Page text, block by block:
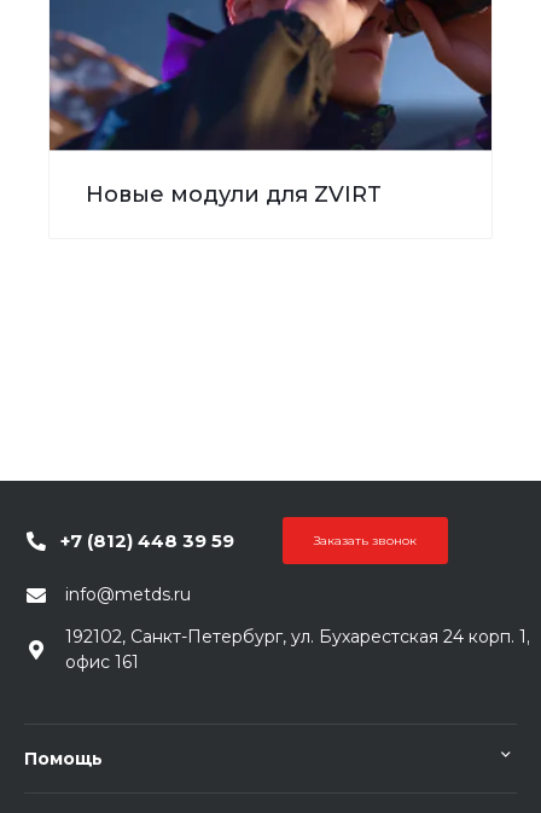
Новые модули для ZVIRT
+7 (812) 448 39 59 Заказать звонок
info@metds.ru
192102, Санкт-Петербург, ул. Бухарестская 24 корп. 1,
офис 161
Помощь